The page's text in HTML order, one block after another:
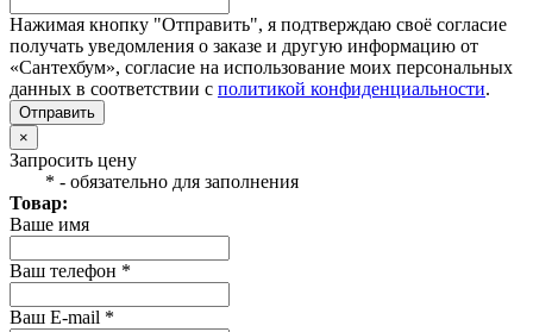
Нажимая кнопку "Отправить", я подтверждаю своё согласие
получать уведомления о заказе и другую информацию от
«Сантехбум», согласие на использование моих персональных
данных в соответствии с политикой конфиденциальности.
Отправить
×
Запросить цену
* - обязательно для заполнения
Товар:
Ваше имя
Ваш телефон *
Ваш E-mail *